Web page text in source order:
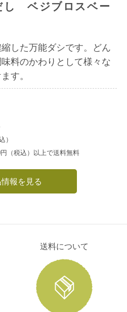
ベジブロスベー
した万能ダシです。どん
料のかわりとして様々な
す。
）
（税込）以上で送料無料
報を見る
送料について